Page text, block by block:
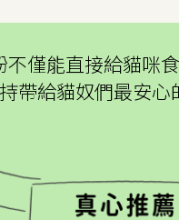
不僅能直接給貓
帶給貓奴們最安